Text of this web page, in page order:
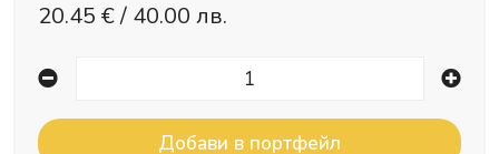
20.45 € / 40.00 лв.